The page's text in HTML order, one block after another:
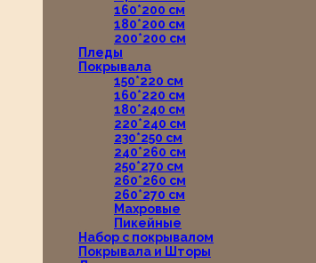
160*200 см
180*200 см
200*200 см
Пледы
Покрывала
150*220 см
160*220 см
180*240 см
220*240 см
230*250 см
240*260 см
250*270 см
260*260 см
260*270 см
Махровые
Пикейные
Набор с покрывалом
Покрывала и Шторы